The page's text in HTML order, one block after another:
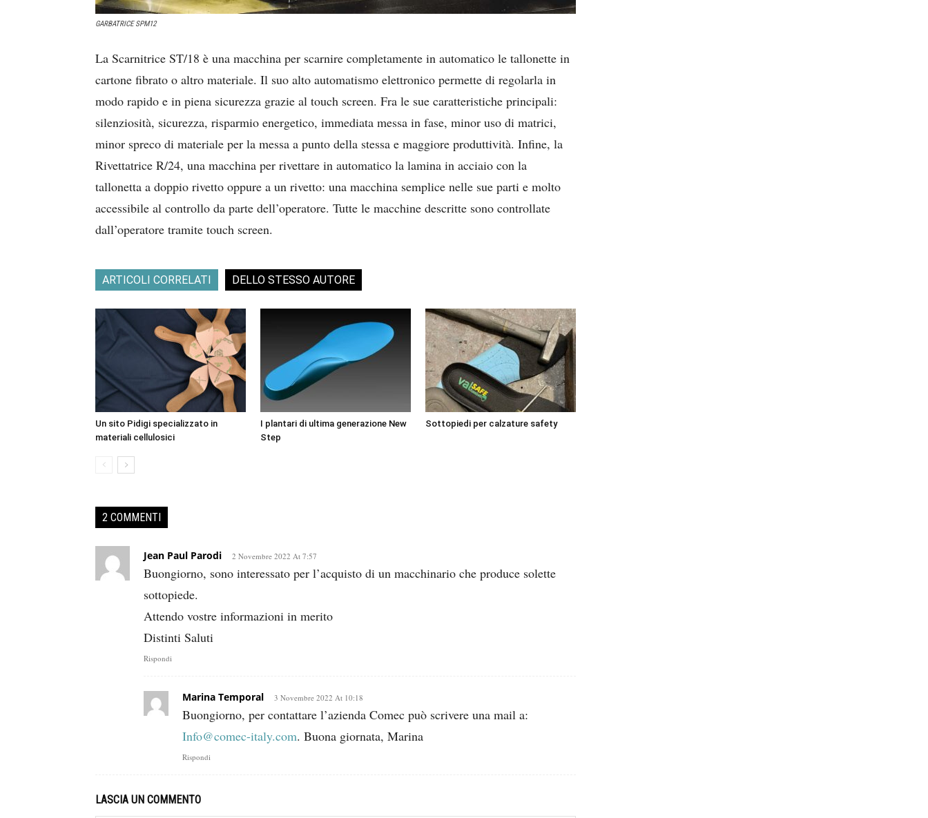
GARBATRICE SPM12
La Scarnitrice ST/18 è una macchina per scarnire completamente in automatico le tallonette in
cartone fibrato o altro materiale. Il suo alto automatismo elettronico permette di regolarla in
modo rapido e in piena sicurezza grazie al touch screen. Fra le sue caratteristiche principali:
silenziosità, sicurezza, risparmio energetico, immediata messa in fase, minor uso di matrici,
minor spreco di materiale per la messa a punto della stessa e maggiore produttività. Infine, la
Rivettatrice R/24, una macchina per rivettare in automatico la lamina in acciaio con la
tallonetta a doppio rivetto oppure a un rivetto: una macchina semplice nelle sue parti e molto
accessibile al controllo da parte dell’operatore. Tutte le macchine descritte sono controllate
dall’operatore tramite touch screen.
ARTICOLI CORRELATI DELLO STESSO AUTORE
Un sito Pidigi specializzato in
materiali cellulosici
I plantari di ultima generazione New
Step
Sottopiedi per calzature safety
2 COMMENTI
Jean Paul Parodi 2 Novembre 2022 At 7:57
Buongiorno, sono interessato per l’acquisto di un macchinario che produce solette
sottopiede.
Attendo vostre informazioni in merito
Distinti Saluti
Rispondi
Marina Temporal 3 Novembre 2022 At 10:18
Buongiorno, per contattare l’azienda Comec può scrivere una mail a:
Info@comec-italy.com. Buona giornata, Marina
Rispondi
LASCIA UN COMMENTO